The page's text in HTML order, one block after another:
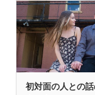
初対面の人との話